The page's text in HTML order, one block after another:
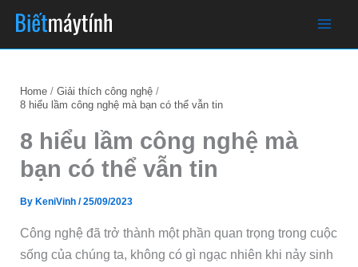
content
Home
Giải thích công nghệ
8 hiểu lầm công nghệ mà bạn có thể vẫn tin
8 hiểu lầm công nghệ mà
bạn có thể vẫn tin
By KeniVinh/25/09/2023
Công nghệ đã trở thành một phần quan trọng trong cuộc
sống của chúng ta, không có gì ngạc nhiên khi nảy sinh